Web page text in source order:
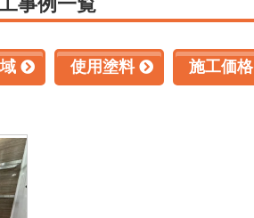
使用塗料 施工価格